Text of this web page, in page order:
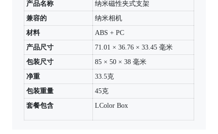
产品名称
纳米磁性夹式支架
兼容的
纳米相机
材料
ABS + PC
产品尺寸
71.01 × 36.76 × 33.45 毫米
包装尺寸
85 × 50 × 38 毫米
净重
33.5克
包装重量
45克
套餐包含
LColor Box